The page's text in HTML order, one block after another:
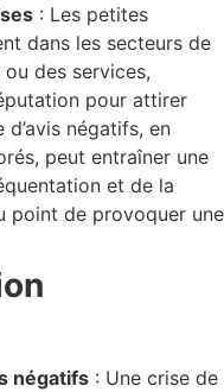
: Les petites
dans les secteurs de
des services,
pour attirer
négatifs, en
peut entraîner une
et de la
point de provoquer une
négatifs : Une crise de